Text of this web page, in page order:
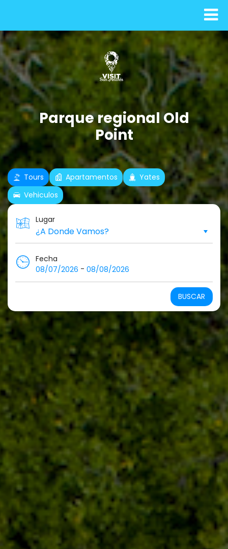
Parque regional Old
Point
Tours Apartamentos
Yates
Vehiculos
Lugar
Fecha
08/07/2026 - 08/08/2026
BUSCAR